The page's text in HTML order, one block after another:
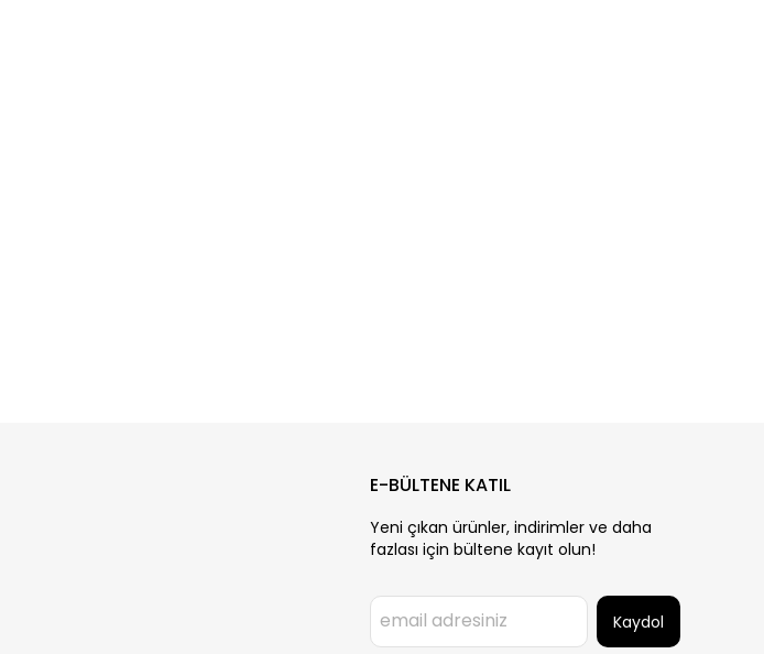
E-BÜLTENE KATIL
Yeni çıkan ürünler, indirimler ve daha
fazlası için bültene kayıt olun!
Kaydol